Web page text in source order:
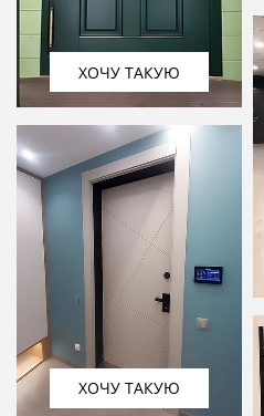
ХОЧУ ТАКУЮ
ХОЧУ ТАКУЮ